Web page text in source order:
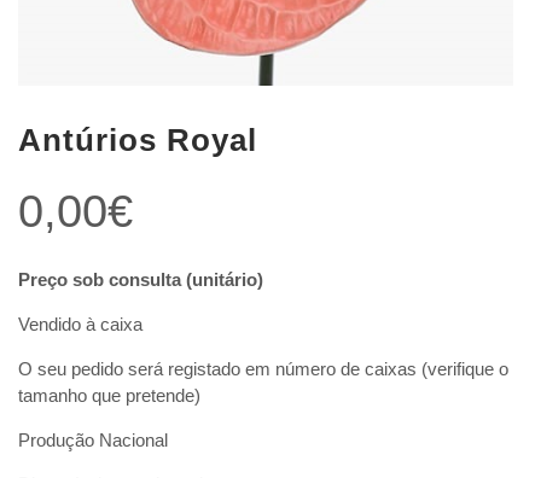
Antúrios Royal
0,00€
Preço sob consulta (unitário)
Vendido à caixa
O seu pedido será registado em número de caixas (verifique o
tamanho que pretende)
Produção Nacional